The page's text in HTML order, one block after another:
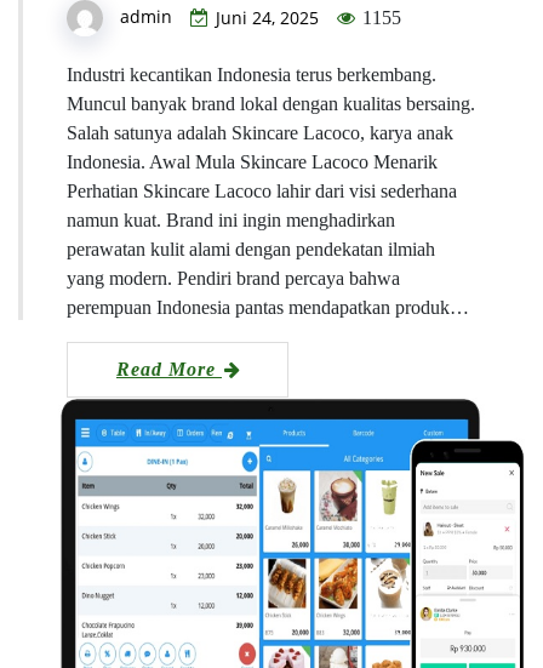
admin Juni 24, 2025 1155
Industri kecantikan Indonesia terus berkembang.
Muncul banyak brand lokal dengan kualitas bersaing.
Salah satunya adalah Skincare Lacoco, karya anak
Indonesia. Awal Mula Skincare Lacoco Menarik
Perhatian Skincare Lacoco lahir dari visi sederhana
namun kuat. Brand ini ingin menghadirkan
perawatan kulit alami dengan pendekatan ilmiah
yang modern. Pendiri brand percaya bahwa
perempuan Indonesia pantas mendapatkan produk…
Read More